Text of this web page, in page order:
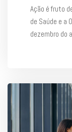
Ação é fruto
de Saúde e a
dezembro do